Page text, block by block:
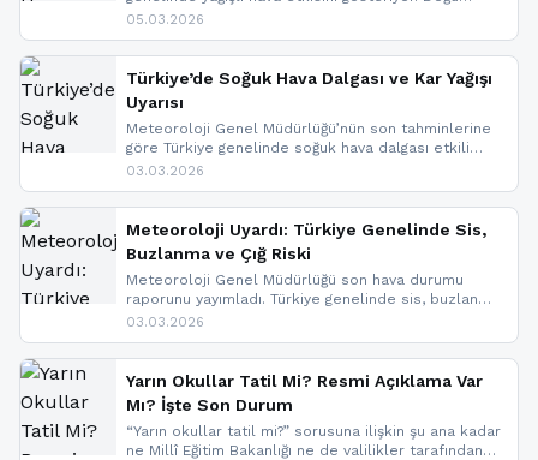
bölgelerinde kar yağışı beklenirken Marmara ve
ise çığ tehlikesi bulunuyor. İç kesimlerde sis ve pus
nedeniyle görüş mesafesinde azalma
yaşanabileceği belirtiliyor.
05.03.2026
Türkiye’de Soğuk Hava Dalgası ve Kar Yağışı
Uyarısı
Meteoroloji Genel Müdürlüğü’nün son tahminlerine
göre Türkiye genelinde soğuk hava dalgası etkili
oluyor. Birçok il için kar yağışı ve buzlanma uyarısı
03.03.2026
Meteoroloji Uyardı: Türkiye Genelinde Sis,
Buzlanma ve Çığ Riski
Meteoroloji Genel Müdürlüğü son hava durumu
raporunu yayımladı. Türkiye genelinde sis, buzlanma
ve don beklenirken Doğu Anadolu ve Doğu
yapıldı. İşte son dakika meteoroloji gelişmeleri.
03.03.2026
Yarın Okullar Tatil Mi? Resmi Açıklama Var
Mı? İşte Son Durum
“Yarın okullar tatil mi?” sorusuna ilişkin şu ana kadar
ne Millî Eğitim Bakanlığı ne de valilikler tarafından